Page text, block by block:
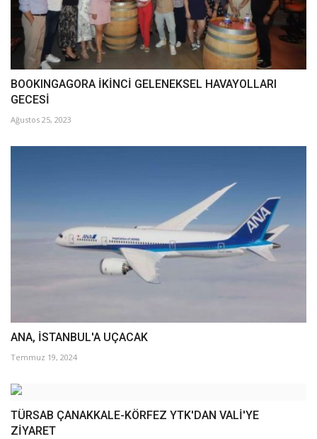
BOOKINGAGORA İKİNCİ GELENEKSEL HAVAYOLLARI
GECESİ
Ağustos 25, 2023
ANA, İSTANBUL'A UÇACAK
Temmuz 19, 2024
TÜRSAB ÇANAKKALE-KÖRFEZ YTK'DAN VALİ'YE
ZİYARET